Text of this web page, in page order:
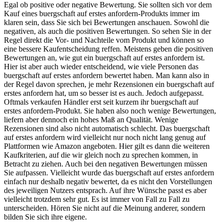
Egal ob positive oder negative Bewertung. Sie sollten sich vor dem
Kauf eines buergschaft auf erstes anfordern-Produkts immer im
klaren sein, dass Sie sich bei Bewertungen anschauen. Sowohl die
negativen, als auch die positiven Bewertungen. So sehen Sie in der
Regel direkt die Vor- und Nachteile vom Produkt und können so
eine bessere Kaufentscheidung reffen. Meistens geben die positiven
Bewertungen an, wie gut ein buergschaft auf erstes anfordern ist.
Hier ist aber auch wieder entscheidend, wie viele Personen das
buergschaft auf erstes anfordern bewertet haben. Man kann also in
der Regel davon sprechen, je mehr Rezensionen ein buergschaft auf
erstes anfordern hat, um so besser ist es auch. Jedoch aufgepasst.
Oftmals verkaufen Händler erst seit kurzem ihr buergschaft auf
erstes anfordern-Produkt. Sie haben also noch wenige Bewertungen,
liefern aber dennoch ein hohes Maß an Qualität. Wenige
Rezensionen sind also nicht automatisch schlecht. Das buergschaft
auf erstes anfordern wird vielleicht nur noch nicht lang genug auf
Plattformen wie Amazon angeboten. Hier gilt es dann die weiteren
Kaufkriterien, auf die wir gleich noch zu sprechen kommen, in
Betracht zu ziehen. Auch bei den negativen Bewertungen müssen
Sie aufpassen. Vielleicht wurde das buergschaft auf erstes anfordern
einfach nur deshalb negativ bewertet, da es nicht den Vorstellungen
des jeweiligen Nutzers entsprach. Auf ihre Wünsche passt es aber
vielleicht trotzdem sehr gut. Es ist immer von Fall zu Fall zu
unterscheiden. Hören Sie nicht auf die Meinung anderer, sondern
bilden Sie sich ihre eigene.